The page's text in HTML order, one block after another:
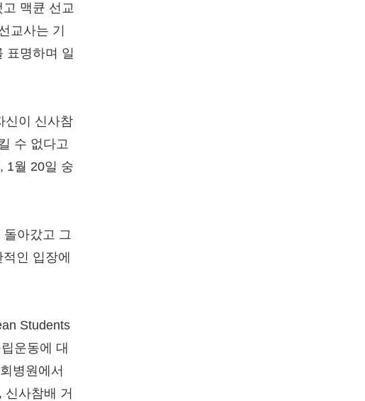
맥큔 선교
교사는 기
표명하며 일
신이 신사참
수 없다고
1월 20일 숭
돌아갔고 그
인 입장에
Students
운동에 대
병원에서
사참배 거